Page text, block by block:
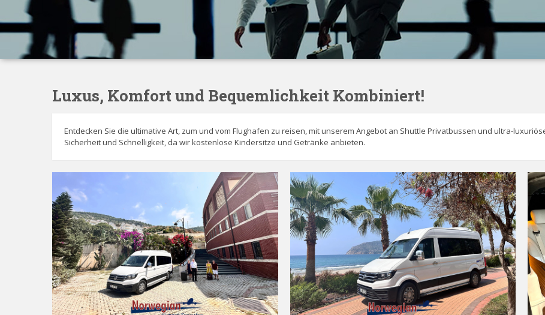
Luxus, Komfort und Bequemlichkeit Kombiniert!
Entdecken Sie die ultimative Art, zum und vom Flughafen zu reisen, mit unserem Angebot an Shuttle Privatbussen und ultra-
Sicherheit und Schnelligkeit, da wir kostenlose Kindersitze und Getränke anbieten.